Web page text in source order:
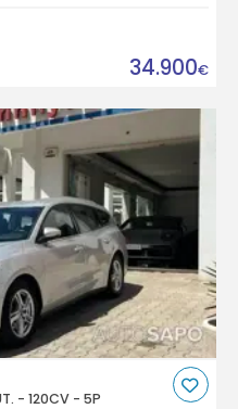
34.900€
- 120CV - 5P